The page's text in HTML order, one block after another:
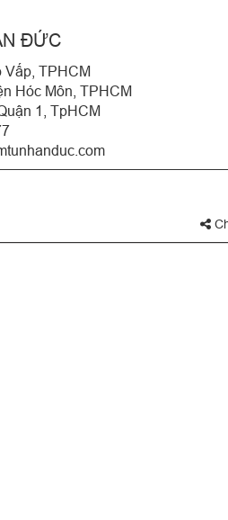
ĐỨC
Vấp, TPHCM
Hóc Môn, TPHCM
1, TpHCM